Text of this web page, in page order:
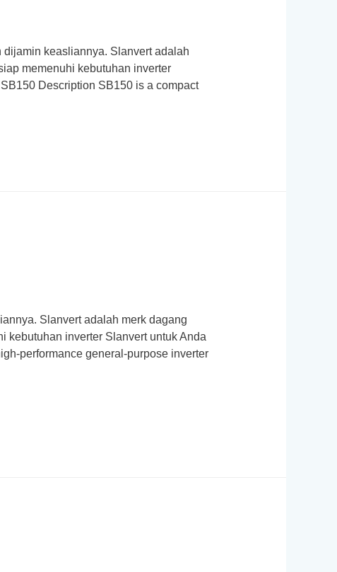
dijamin keasliannya. Slanvert adalah
memenuhi kebutuhan inverter
Description SB150 is a compact
Slanvert adalah merk dagang
kebutuhan inverter Slanvert untuk Anda
performance general-purpose inverter